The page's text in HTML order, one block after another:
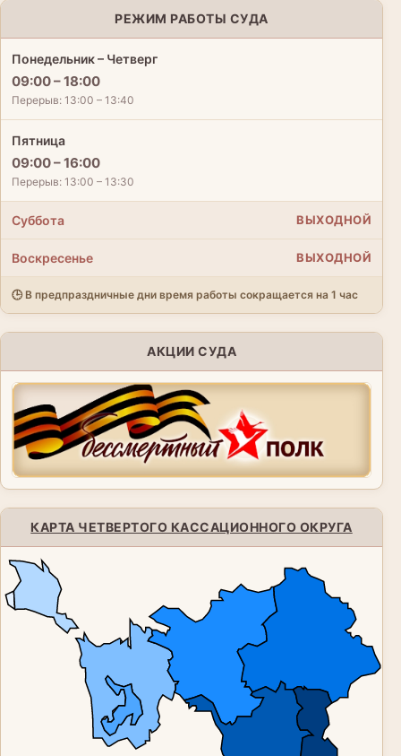
РЕЖИМ РАБОТЫ СУДА
Понедельник – Четверг
09:00 – 18:00
Перерыв: 13:00 – 13:40
Пятница
09:00 – 16:00
Перерыв: 13:00 – 13:30
Суббота ВЫХОДНОЙ
Воскресенье ВЫХОДНОЙ
🕒 В предпраздничные дни время работы сокращается на 1 час
АКЦИИ СУДА
КАРТА ЧЕТВЕРТОГО КАССАЦИОННОГО ОКРУГА